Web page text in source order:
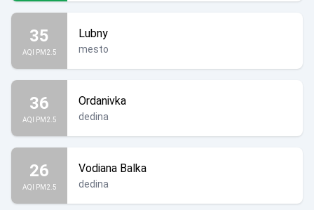
35
AQI PM2.5
Lubny
mesto
36
AQI PM2.5
Ordanivka
dedina
26
AQI PM2.5
Vodiana Balka
dedina